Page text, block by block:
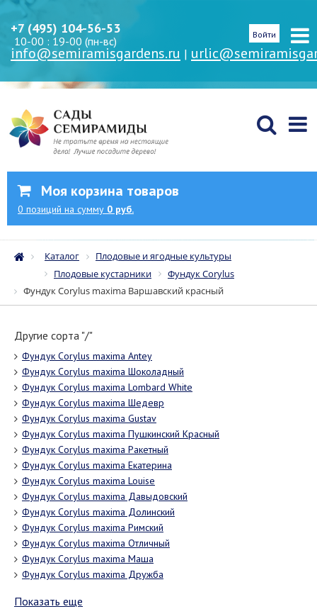
+7 (495) 104-56-53
10-00 : 19-00 (пн-вс)
info@semiramisgardens.ru |
Войти
Моя корзина товаров
0 позиций на сумму 0 руб.
Каталог
Плодовые и ягодные культуры
Плодовые кустарники
Фундук Corylus
Фундук Corylus maxima Варшавский красный
Другие сорта "/"
Фундук Corylus maxima Antey
Фундук Corylus maxima Шоколадный
Фундук Corylus maxima Lombard White
Фундук Corylus maxima Шедевр
Фундук Corylus maxima Gustav
Фундук Corylus maxima Пушкинский Красный
Фундук Corylus maxima Ракетный
Фундук Corylus maxima Екатерина
Фундук Corylus maxima Louise
Фундук Corylus maxima Давыдовский
Фундук Corylus maxima Долинский
Фундук Corylus maxima Римский
Фундук Corylus maxima Отличный
Фундук Corylus maxima Маша
Фундук Corylus maxima Дружба
Показать еще